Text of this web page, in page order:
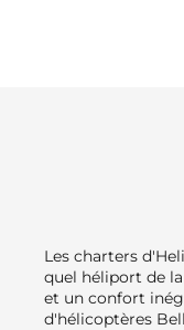
Les charters
quel héliport de
et un confort
d'hélicoptères